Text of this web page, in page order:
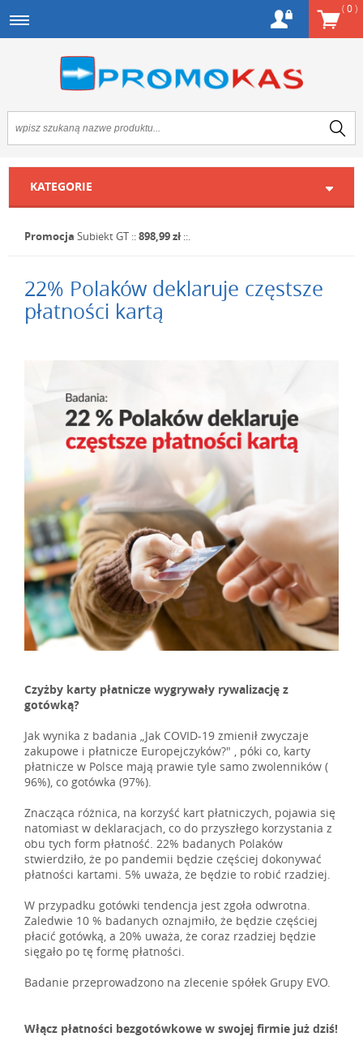
(0)
KATEGORIE
Promocja Subiekt GT ::898,99 zł ::.
22% Polaków deklaruje częstsze
płatności kartą
Czyżby karty płatnicze wygrywały rywalizację z
gotówką?
Jak wynika z badania „Jak COVID-19 zmienił zwyczaje
zakupowe i płatnicze Europejczyków?" , póki co, karty
płatnicze w Polsce mają prawie tyle samo zwolenników (
96%), co gotówka (97%).
Znacząca różnica, na korzyść kart płatniczych, pojawia się
natomiast w deklaracjach, co do przyszłego korzystania z
obu tych form płatność. 22% badanych Polaków
stwierdziło, że po pandemii będzie częściej dokonywać
płatności kartami. 5% uważa, że będzie to robić rzadziej.
W przypadku gotówki tendencja jest zgoła odwrotna.
Zaledwie 10 % badanych oznajmiło, że będzie częściej
płacić gotówką, a 20% uważa, że coraz rzadziej będzie
sięgało po tę formę płatności.
Badanie przeprowadzono na zlecenie spółek Grupy EVO.
Włącz płatności bezgotówkowe w swojej firmie już dziś!